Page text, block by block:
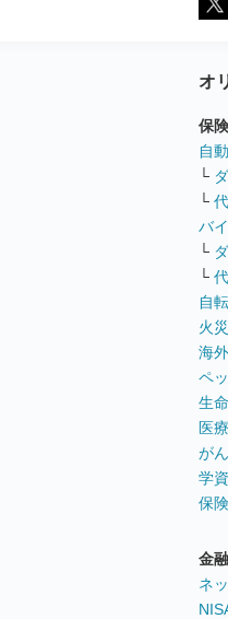
オ
保険
自
└
└
バ
└
└
自
火
海
ペ
生
医
が
学
保
金融
ネ